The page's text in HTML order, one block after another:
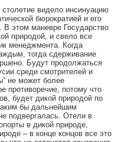
видело инсинуацию
бюрократией и его
В этом маневре Государство
природой, и свело все
менеджмента. Когда
тогда сдерживание
Будут продолжаться
среди смотрителей и
не может более
противоречие, потому что
будет дикой природой по
бы дальнейшим
подвергалась. Отели в
в дикой природе,
– в конце концов все это